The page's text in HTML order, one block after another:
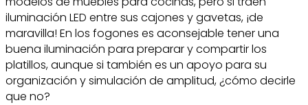
iluminación LED entre sus cajones y gavetas, ¡de
maravilla! En los fogones es aconsejable tener una
buena iluminación para preparar y compartir los
platillos, aunque si también es un apoyo para su
organización y simulación de amplitud, ¿cómo decirle
que no?